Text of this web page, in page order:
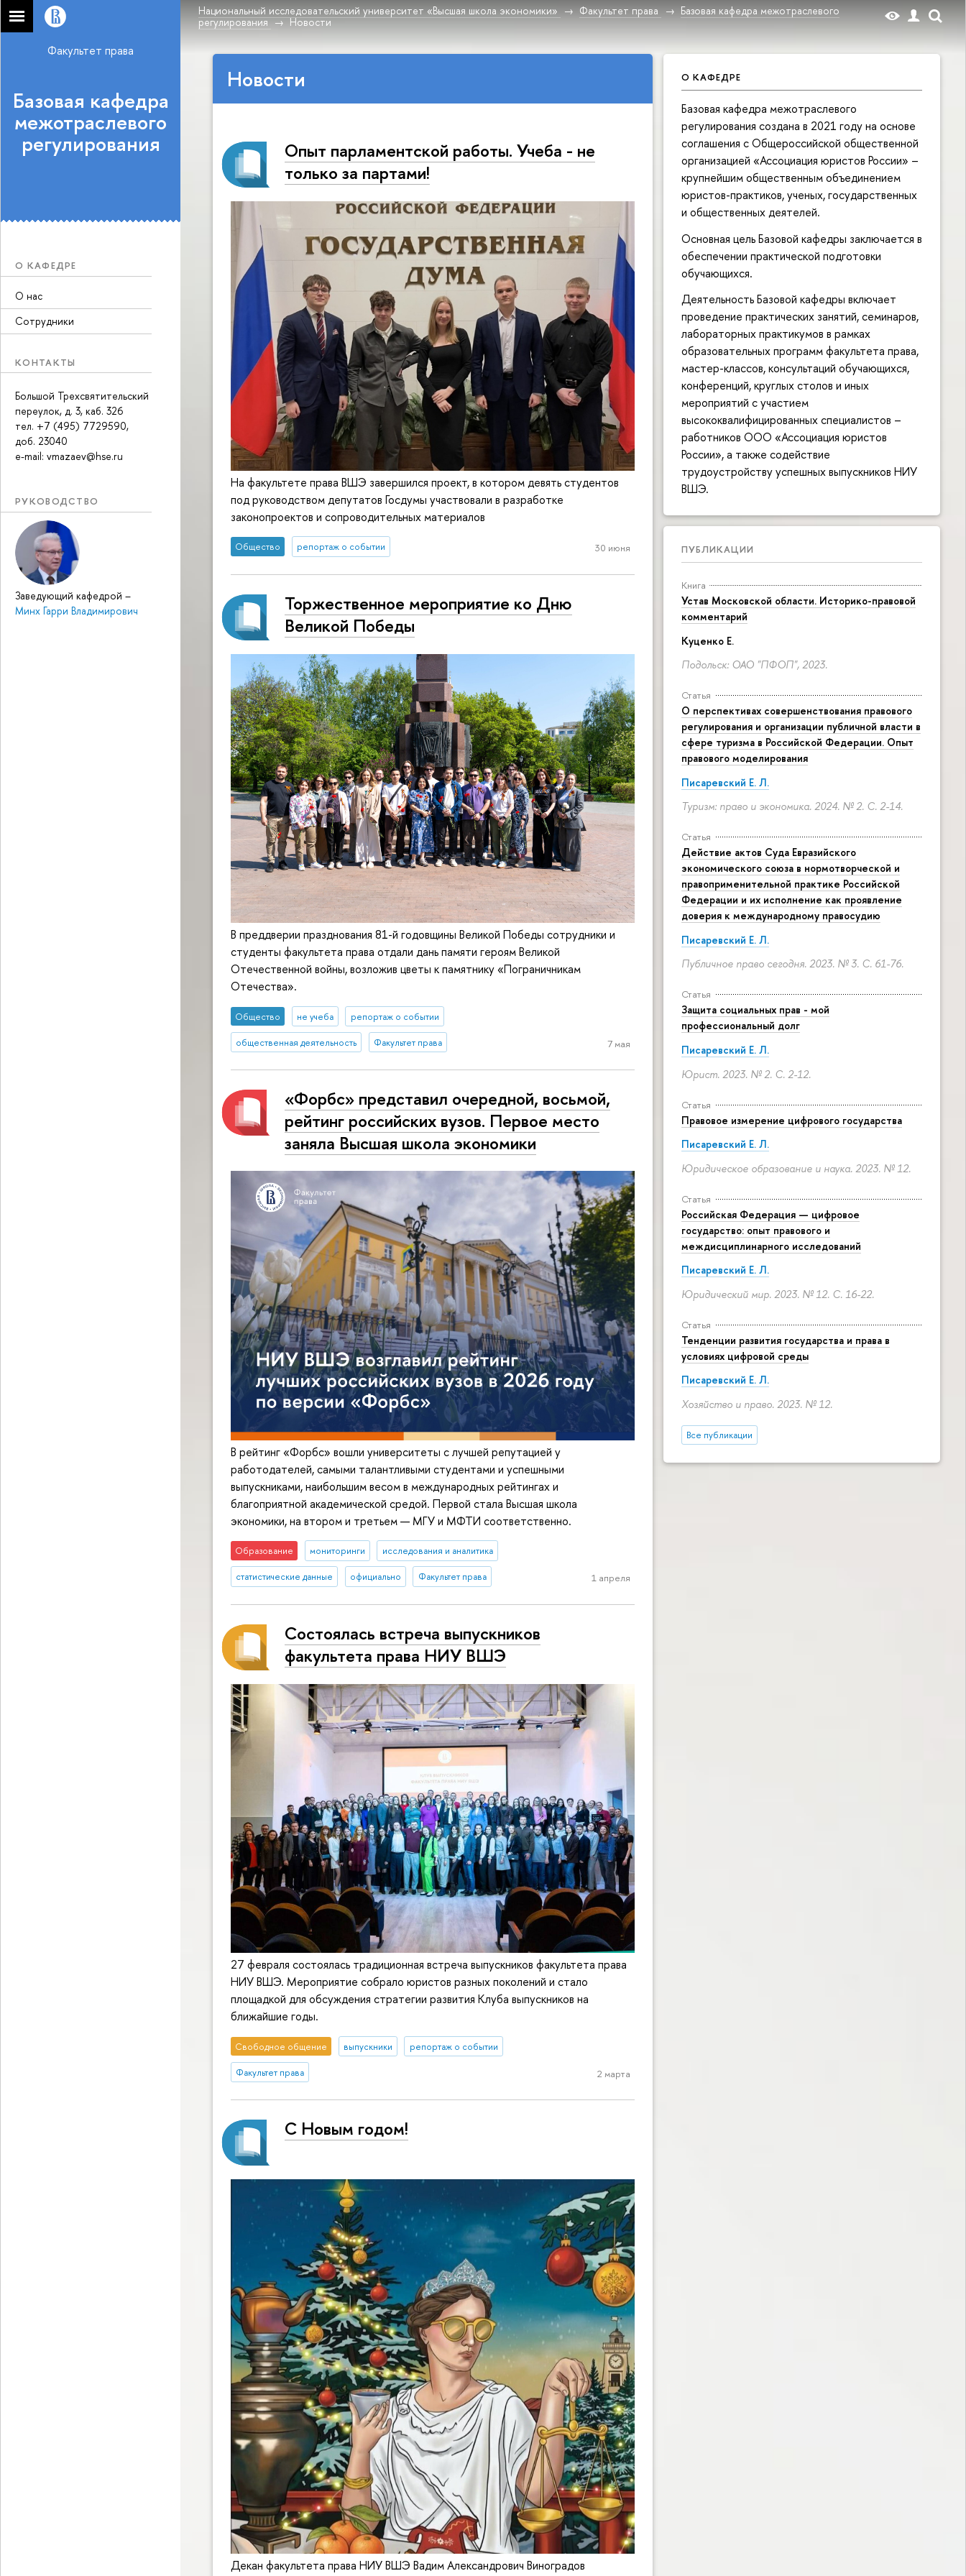
Национальный исследовательский университет «Высшая школа экономики» Факультет права
Базовая кафедра межотраслевого
регулирования
Новости
Факультет права
Базовая кафедра
межотраслевого
регулирования
О КАФЕДРЕ
О нас
Сотрудники
КОНТАКТЫ
Большой Трехсвятительский
переулок, д. 3, каб. 326
тел. +7 (495) 7729590,
доб. 23040
e-mail: vmazaev@hse.ru
РУКОВОДСТВО
Заведующий кафедрой –
Минх Гарри Владимирович
О КАФЕДРЕ
Базовая кафедра межотраслевого
регулирования создана в 2021 году на основе
соглашения с Общероссийской общественной
организацией «Ассоциация юристов России» –
крупнейшим общественным объединением
юристов-практиков, ученых, государственных
и общественных деятелей.
Основная цель Базовой кафедры заключается в
обеспечении практической подготовки
обучающихся.
Деятельность Базовой кафедры включает
проведение практических занятий, семинаров,
лабораторных практикумов в рамках
образовательных программ факультета права,
мастер-классов, консультаций обучающихся,
конференций, круглых столов и иных
мероприятий с участием
высококвалифицированных специалистов –
работников ООО «Ассоциация юристов
России», а также содействие
трудоустройству успешных выпускников НИУ
ВШЭ.
ПУБЛИКАЦИИ
Книга
Устав Московской области. Историко-правовой
комментарий
Куценко Е.
Подольск: ОАО "ПФОП", 2023.
Статья
О перспективах совершенствования правового
регулирования и организации публичной власти в
сфере туризма в Российской Федерации. Опыт
правового моделирования
Писаревский Е. Л.
Туризм: право и экономика. 2024. № 2. С. 2-14.
Статья
Действие актов Суда Евразийского
экономического союза в нормотворческой и
правоприменительной практике Российской
Федерации и их исполнение как проявление
доверия к международному правосудию
Писаревский Е. Л.
Публичное право сегодня. 2023. № 3. С. 61-76.
Статья
Защита социальных прав - мой
профессиональный долг
Писаревский Е. Л.
Юрист. 2023. № 2. С. 2-12.
Статья
Правовое измерение цифрового государства
Писаревский Е. Л.
Юридическое образование и наука. 2023. № 12.
Статья
Российская Федерация — цифровое
государство: опыт правового и
междисциплинарного исследований
Писаревский Е. Л.
Юридический мир. 2023. № 12. С. 16-22.
Статья
Тенденции развития государства и права в
условиях цифровой среды
Писаревский Е. Л.
Хозяйство и право. 2023. № 12.
Все публикации
Новости
Опыт парламентской работы. Учеба - не
только за партами!
На факультете права ВШЭ завершился проект, в котором девять студентов
под руководством депутатов Госдумы участвовали в разработке
законопроектов и сопроводительных материалов
Общество репортаж о событии 30 июня
Торжественное мероприятие ко Дню
Великой Победы
В преддверии празднования 81-й годовщины Великой Победы сотрудники и
студенты факультета права отдали дань памяти героям Великой
Отечественной войны, возложив цветы к памятнику «Пограничникам
Отечества».
Общество не учеба репортаж о событии
общественная деятельность Факультет права 7 мая
«Форбс» представил очередной, восьмой,
рейтинг российских вузов. Первое место
заняла Высшая школа экономики
В рейтинг «Форбс» вошли университеты с лучшей репутацией у
работодателей, самыми талантливыми студентами и успешными
выпускниками, наибольшим весом в международных рейтингах и
благоприятной академической средой. Первой стала Высшая школа
экономики, на втором и третьем — МГУ и МФТИ соответственно.
Образование мониторинги исследования и аналитика
статистические данные официально Факультет права 1 апреля
Состоялась встреча выпускников
факультета права НИУ ВШЭ
27 февраля состоялась традиционная встреча выпускников факультета права
НИУ ВШЭ. Мероприятие собрало юристов разных поколений и стало
площадкой для обсуждения стратегии развития Клуба выпускников на
ближайшие годы.
Свободное общение выпускники репортаж о событии
Факультет права 2 марта
С Новым годом!
Декан факультета права НИУ ВШЭ Вадим Александрович Виноградов